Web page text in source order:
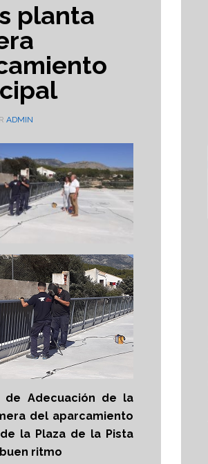
planta
ADMIN
de Adecuación de la
del aparcamiento
la Plaza de la Pista
ritmo